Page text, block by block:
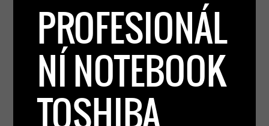
PROFESIONÁL
NÍ NOTEBOOK
TOSHIBA